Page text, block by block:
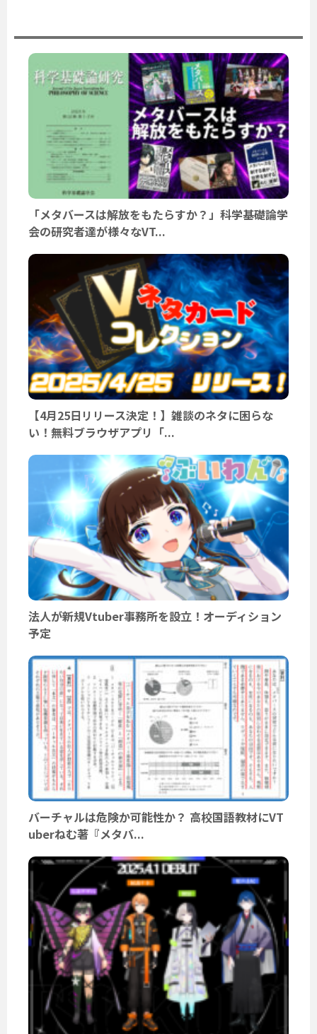
「メタバースは解放をもたらすか？」科学基礎論学
会の研究者達が様々なVT...
【4月25日リリース決定！】雑談のネタに困らな
い！無料ブラウザアプリ「...
法人が新規Vtuber事務所を設立！オーディション
予定
バーチャルは危険か可能性か？ 高校国語教材にVT
uberねむ著『メタバ...